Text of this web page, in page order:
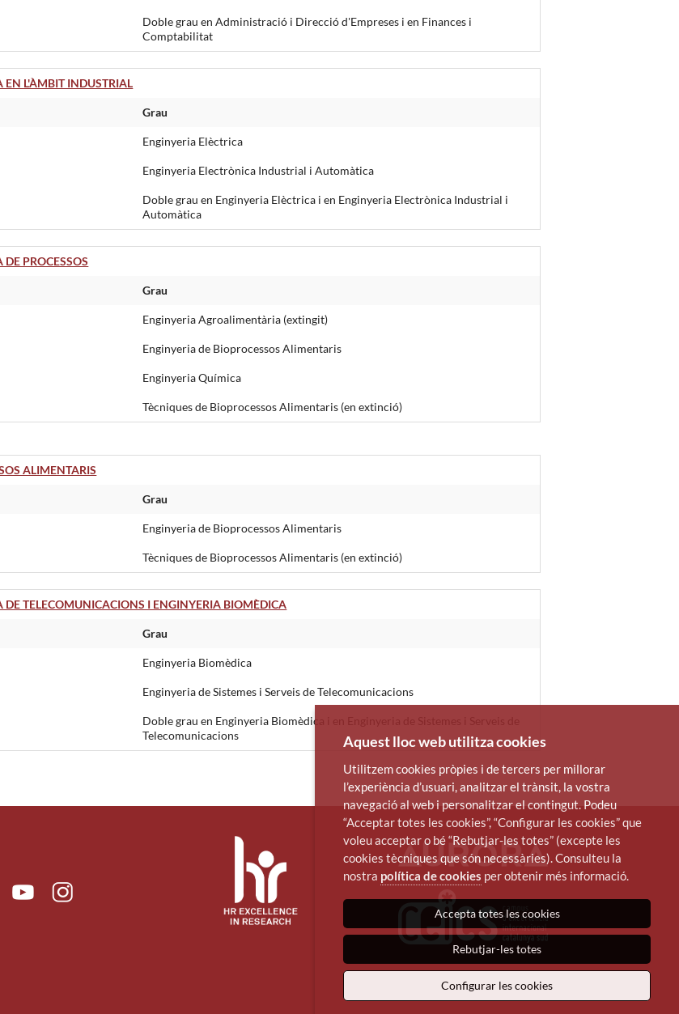
Doble grau en Administració i Direcció d'Empreses i en Finances i
Comptabilitat
EN L'ÀMBIT INDUSTRIAL
Grau
Enginyeria Elèctrica
Enginyeria Electrònica Industrial i Automàtica
Doble grau en Enginyeria Elèctrica i en Enginyeria Electrònica Industrial i
Automàtica
PROCESSOS
Grau
Enginyeria Agroalimentària (extingit)
Enginyeria de Bioprocessos Alimentaris
Enginyeria Química
Tècniques de Bioprocessos Alimentaris (en extinció)
ALIMENTARIS
Grau
Enginyeria de Bioprocessos Alimentaris
Tècniques de Bioprocessos Alimentaris (en extinció)
TELECOMUNICACIONS I ENGINYERIA BIOMÈDICA
Grau
Enginyeria Biomèdica
Enginyeria de Sistemes i Serveis de Telecomunicacions
Doble grau en Enginyeria Biomèdica i en Enginyeria de Sistemes i Serveis de
Telecomunicacions
YoutubeInstagram
Aquest lloc web utilitza cookies
Utilitzem cookies pròpies i de tercers per millorar
l’experiència d’usuari, analitzar el trànsit, la vostra
navegació al web i personalitzar el contingut. Podeu
“Acceptar totes les cookies”, “Configurar les cookies” que
voleu acceptar o bé “Rebutjar-les totes” (excepte les
cookies tècniques que són necessàries). Consulteu la
nostra política de cookies per obtenir més informació.
Accepta totes les cookies
Rebutjar-les totes
Configurar les cookies